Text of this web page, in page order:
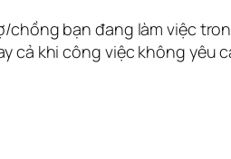
bạn đang làm việc
cả khi công việc không yêu